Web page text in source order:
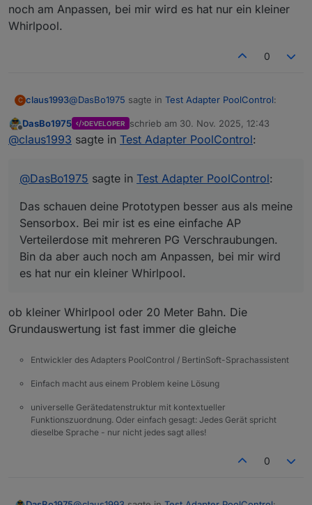
noch am Anpassen, bei mir wird es hat nur ein kleiner
Whirlpool.
0
C claus1993@DasBo1975 sagte in Test Adapter PoolControl:
hier sieht du mal die Außenansicht meiner
Sensorbox. Bei mir ist es eine einfache AP
Verteilerdose mit mehreren PG Verschraubungen.
Bin da aber auch noch am Anpassen, bei mir wird es
hat nur ein kleiner Whirlpool.
Offline
DasBo1975 DEVELOPER schrieb am 30. Nov. 2025, 12:43
zuletzt editiert von
@claus1993 sagte in Test Adapter PoolControl:
@DasBo1975 sagte in Test Adapter PoolControl:
Das schauen deine Prototypen besser aus als meine
Sensorbox. Bei mir ist es eine einfache AP
Verteilerdose mit mehreren PG Verschraubungen.
Bin da aber auch noch am Anpassen, bei mir wird
es hat nur ein kleiner Whirlpool.
ob kleiner Whirlpool oder 20 Meter Bahn. Die
Grundauswertung ist fast immer die gleiche
Entwickler des Adapters PoolControl / BertinSoft-Sprachassistent
Einfach macht aus einem Problem keine Lösung
universelle Gerätedatenstruktur mit kontextueller
Funktionszuordnung. Oder einfach gesagt: Jedes Gerät spricht
dieselbe Sprache - nur nicht jedes sagt alles!
0